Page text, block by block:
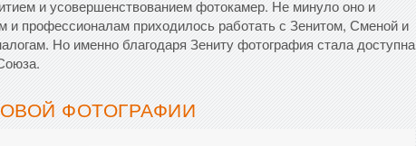
и усовершенствованием фотокамер. Не минуло оно и
профессионалам приходилось работать с Зенитом, Сменой и
Но именно благодаря Зениту фотография стала доступна
ФОТОГРАФИИ